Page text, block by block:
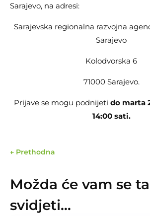
Sarajevo, na adresi:
Sarajevska regionalna razvojna
Sarajevo
Kolodvorska 6
71000 Sarajevo.
Prijave se mogu podnijeti do marta
14:00 sati.
← Prethodna
Možda će vam se
svidjeti…